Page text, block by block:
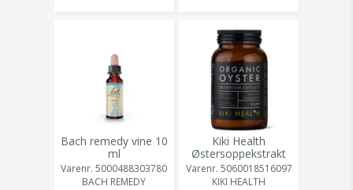
Bach remedy vine 10
ml
Varenr. 5000488303780
BACH REMEDY
Kiki Health
Østersoppekstrakt
Pulver Øko 50gr
Varenr. 5060018516097
KIKI HEALTH